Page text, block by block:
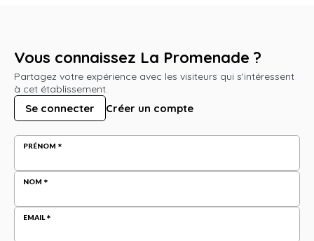
Vous connaissez La Promenade ?
Partagez votre expérience avec les visiteurs qui s'intéressent
à cet établissement.
Se connecter Créer un compte
PRÉNOM
NOM
EMAIL